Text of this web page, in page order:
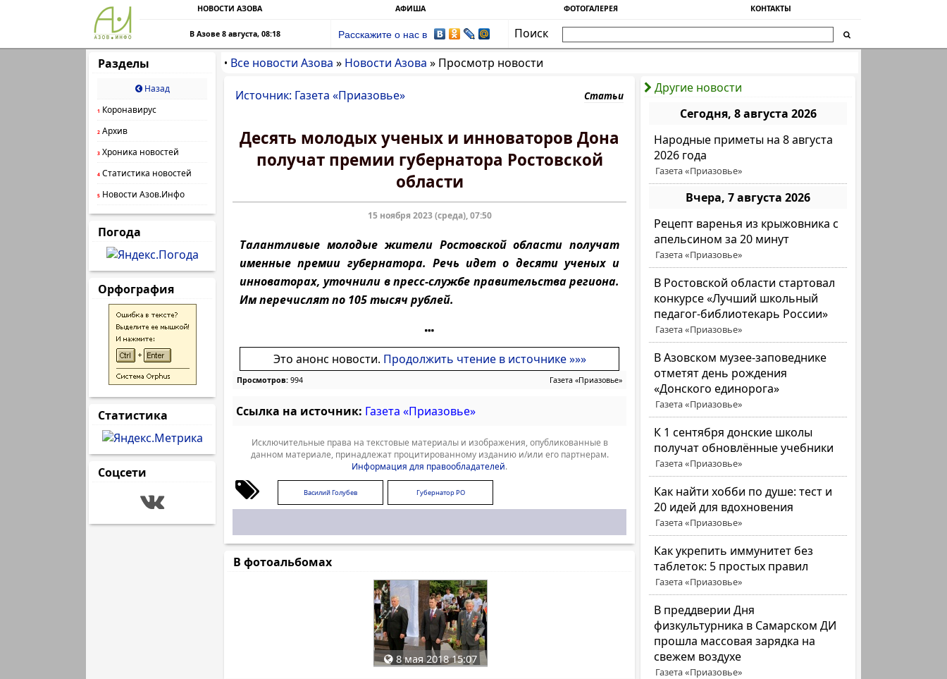
НОВОСТИ АЗОВА АФИША ФОТОГАЛЕРЕЯ КОНТАКТЫ
В Азове 8 августа, 08:18 Расскажите о нас в
Поиск
Разделы
Назад
1 Коронавирус
2 Архив
3 Хроника новостей
4 Статистика новостей
5 Новости Азов.Инфо
Погода
Орфография
Статистика
Соцсети
• Все новости Азова » Новости Азова » Просмотр новости
Другие новости
Сегодня, 8 августа 2026
Народные приметы на 8 августа
2026 года
Газета «Приазовье»
Вчера, 7 августа 2026
Рецепт варенья из крыжовника с
апельсином за 20 минут
Газета «Приазовье»
В Ростовской области стартовал
конкурсе «Лучший школьный
педагог-библиотекарь России»
Газета «Приазовье»
В Азовском музее-заповеднике
отметят день рождения
«Донского единорога»
Газета «Приазовье»
К 1 сентября донские школы
получат обновлённые учебники
Газета «Приазовье»
Как найти хобби по душе: тест и
20 идей для вдохновения
Газета «Приазовье»
Как укрепить иммунитет без
таблеток: 5 простых правил
Газета «Приазовье»
В преддверии Дня
физкультурника в Самарском ДИ
прошла массовая зарядка на
свежем воздухе
Газета «Приазовье»
Источник: Газета «Приазовье» Статьи
Десять молодых ученых и инноваторов Дона
получат премии губернатора Ростовской
области
15 ноября 2023 (среда), 07:50
Талантливые молодые жители Ростовской области получат
именные премии губернатора. Речь идет о десяти ученых и
инноваторах, уточнили в пресс-службе правительства региона.
Им перечислят по 105 тысяч рублей.
Это анонс новости. Продолжить чтение в источнике »»»
Просмотров: 994 Газета «Приазовье»
Ссылка на источник: Газета «Приазовье»
Исключительные права на текстовые материалы и изображения, опубликованные в
данном материале, принадлежат процитированному изданию и/или его партнерам.
Информация для правообладателей.
Василий Голубев Губернатор РО
В фотоальбомах
8 мая 2018 15:07